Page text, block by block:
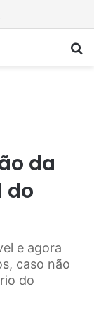
da
do
e agora
caso não
do